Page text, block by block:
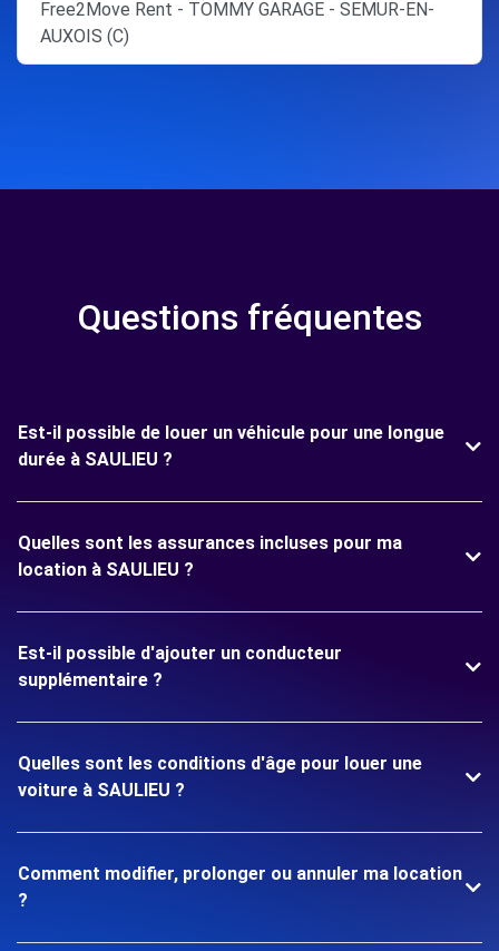
Free2Move Rent - TOMMY GARAGE - SEMUR-EN-
AUXOIS (C)
Questions fréquentes
Est-il possible de louer un véhicule pour une longue
durée à SAULIEU ?
Quelles sont les assurances incluses pour ma
location à SAULIEU ?
Est-il possible d'ajouter un conducteur
supplémentaire ?
Quelles sont les conditions d'âge pour louer une
voiture à SAULIEU ?
Comment modifier, prolonger ou annuler ma location
?